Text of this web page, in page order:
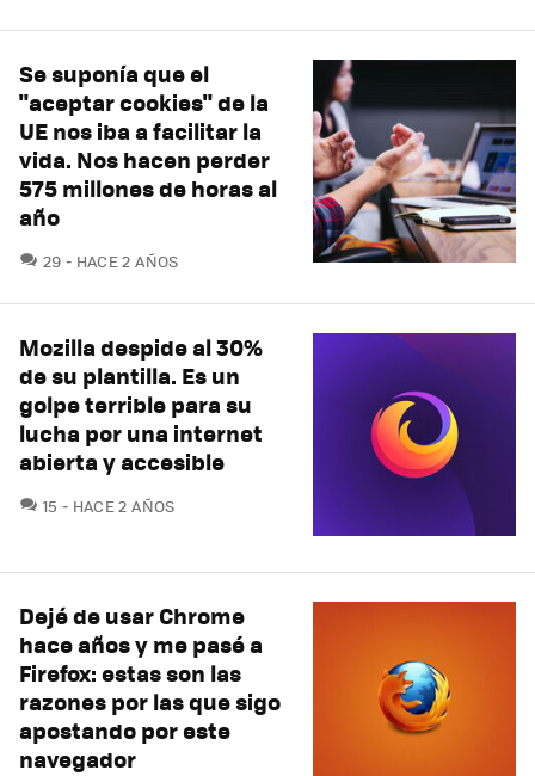
Se suponía que el
"aceptar cookies" de la
UE nos iba a facilitar la
vida. Nos hacen perder
575 millones de horas al
año
29 COMENTARIOS
HACE 2 AÑOS
Mozilla despide al 30%
de su plantilla. Es un
golpe terrible para su
lucha por una internet
abierta y accesible
15 COMENTARIOS
HACE 2 AÑOS
Dejé de usar Chrome
hace años y me pasé a
Firefox: estas son las
razones por las que sigo
apostando por este
navegador